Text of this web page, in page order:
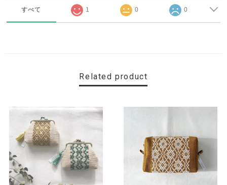
すべて 1 0 0
Related product